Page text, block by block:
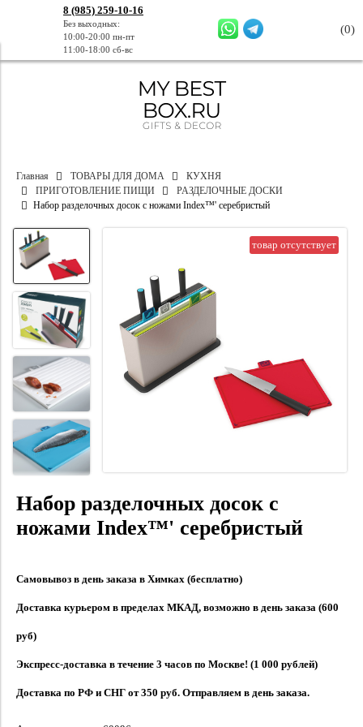
8 (985) 259-10-16
Без выходных:
10:00-20:00 пн-пт
11:00-18:00 сб-вс
(0)
Главная ТОВАРЫ ДЛЯ ДОМА
КУХНЯ
ПРИГОТОВЛЕНИЕ ПИЩИ
РАЗДЕЛОЧНЫЕ ДОСКИ
Набор разделочных досок с ножами Index™' серебристый
товар отсутствует
Набор разделочных досок с
ножами Index™' серебристый
Самовывоз в день заказа в Химках (бесплатно)
Доставка курьером в пределах МКАД, возможно в день заказа (600
руб)
Экспресс-доставка в течение 3 часов по Москве! (1 000 рублей)
Доставка по РФ и СНГ от 350 руб. Отправляем в день заказа.